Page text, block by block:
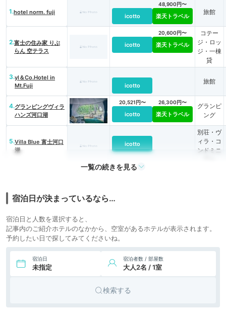
1.hotel norm. fuji
icotto
48,900円〜
楽天トラベル
旅館
2.富士の住み家 りぶ
らん 空テラス
icotto
20,600円〜
楽天トラベル
コテー
ジ・ロッ
ジ・一棟
貸
3.yl＆Co.Hotel in
Mt.Fuji
icotto
旅館
4.グランピングヴィラ
ハンズ河口湖
20,521円〜
icotto
26,300円〜
楽天トラベル
グランピ
ング
5.Villa Blue 富士河口
湖
icotto
別荘・ヴ
ィラ・コ
ンドミニ
7.ほとりのテラスBan icotto
ンドミニ
一覧の続きを見る
宿泊日が決まっているなら…
宿泊日と人数を選択すると、
記事内のご紹介ホテルのなかから、空室があるホテルが表示されます。
予約したい日で探してみてくださいね。
宿泊日
未指定
宿泊者数 / 部屋数
大人2名 / 1室
検索する